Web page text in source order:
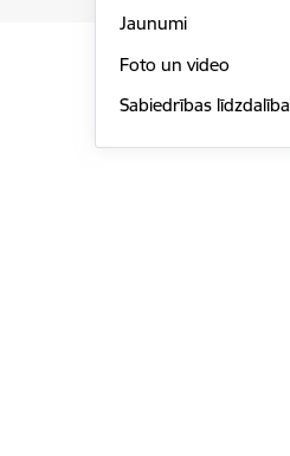
Jaunumi
Foto un video
Sabiedrības līdzdalība